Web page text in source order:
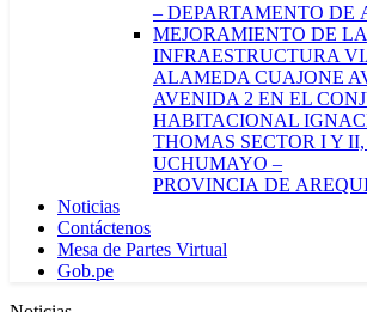
– DEPARTAMENTO DE
MEJORAMIENTO DE LA
INFRAESTRUCTURA
ALAMEDA CUAJONE
AVENIDA 2 EN EL
HABITACIONAL
THOMAS SECTOR I Y
UCHUMAYO –
PROVINCIA DE
Noticias
Contáctenos
Mesa de Partes Virtual
Gob.pe